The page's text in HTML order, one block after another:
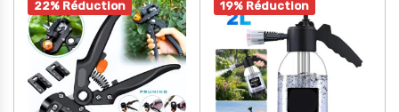
22% Réduction 19% Réduction